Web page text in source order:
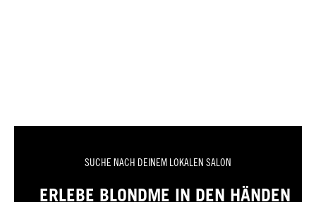
SUCHE NACH DEINEM LOKALEN SALON
ERLEBE BLONDME IN DEN HÄNDEN